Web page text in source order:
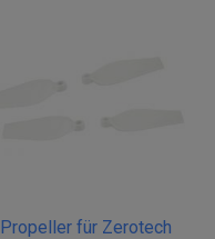
Propeller für Zerotech